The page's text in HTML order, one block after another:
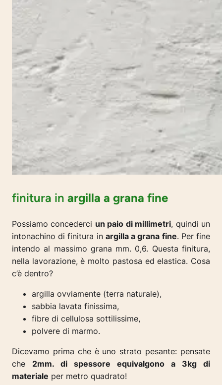
finitura in argilla a grana fine
Possiamo concederci un paio di millimetri, quindi un
intonachino di finitura in argilla a grana fine. Per fine
intendo al massimo grana mm. 0,6. Questa finitura,
nella lavorazione, è molto pastosa ed elastica. Cosa
c’è dentro?
argilla ovviamente (terra naturale),
sabbia lavata finissima,
fibre di cellulosa sottilissime,
polvere di marmo.
Dicevamo prima che è uno strato pesante: pensate
che 2mm. di spessore equivalgono a 3kg di
materiale per metro quadrato!